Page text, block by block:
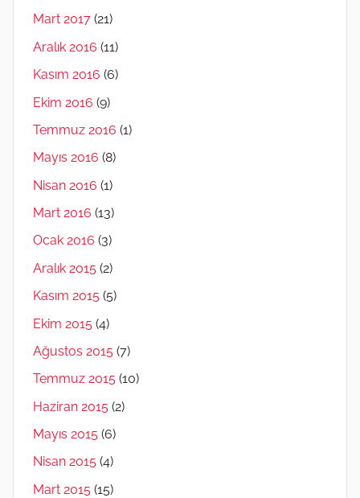
Mart 2017 (21)
Aralık 2016 (11)
Kasım 2016 (6)
Ekim 2016 (9)
Temmuz 2016 (1)
Mayıs 2016 (8)
Nisan 2016 (1)
Mart 2016 (13)
Ocak 2016 (3)
Aralık 2015 (2)
Kasım 2015 (5)
Ekim 2015 (4)
Ağustos 2015 (7)
Temmuz 2015 (10)
Haziran 2015 (2)
Mayıs 2015 (6)
Nisan 2015 (4)
Mart 2015 (15)